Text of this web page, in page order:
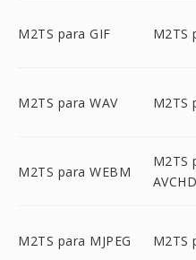
M2TS para GIF M2TS
M2TS para WAV M2TS
M2TS para WEBM
M2TS
AVCHD
M2TS para MJPEG M2TS